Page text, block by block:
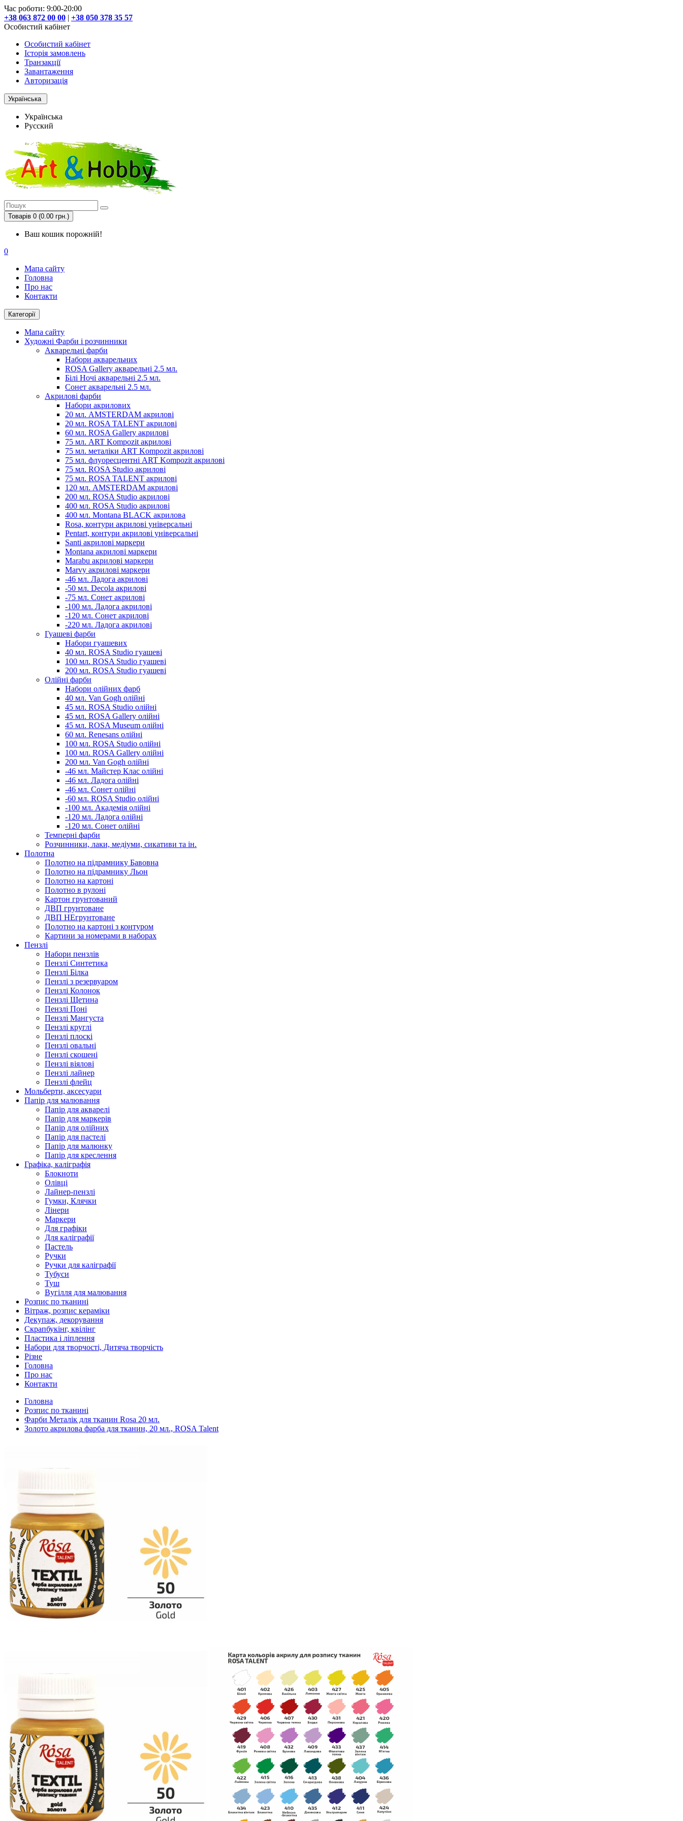
Час роботи: 9:00-20:00
+38 063 872 00 00 | +38 050 378 35 57
Особистий кабінет
Особистий кабінет
Історія замовлень
Транзакції
Завантаження
Авторизація
Українська
Українська
Русский
Товарів 0 (0.00 грн.)
Ваш кошик порожній!
0
Мапа сайту
Головна
Про нас
Контакти
Категорії
Мапа сайту
Художні Фарби і розчинники
Акварельні фарби
Набори акварельних
ROSA Gallery акварельні 2.5 мл.
Білі Ночі акварельні 2.5 мл.
Сонет акварельні 2.5 мл.
Акрилові фарби
Набори акрилових
20 мл. AMSTERDAM акрилові
20 мл. ROSA TALENT акрилові
60 мл. ROSA Gallery акрилові
75 мл. ART Kompozit акрилові
75 мл. металіки ART Kompozit акрилові
75 мл. флуоресцентні ART Kompozit акрилові
75 мл. ROSA Studio акрилові
75 мл. ROSA TALENT акрилові
120 мл. AMSTERDAM акрилові
200 мл. ROSA Studio акрилові
400 мл. ROSA Studio акрилові
400 мл. Montana BLACK акрилова
Rosa, контури акрилові універсальні
Pentart, контури акрилові універсальні
Santi акрилові маркери
Montana акрилові маркери
Marabu акрилові маркери
Marvy акрилові маркери
-46 мл. Ладога акрилові
-50 мл. Decola акрилові
-75 мл. Сонет акрилові
-100 мл. Ладога акрилові
-120 мл. Сонет акрилові
-220 мл. Ладога акрилові
Гуашеві фарби
Набори гуашевих
40 мл. ROSA Studio гуашеві
100 мл. ROSA Studio гуашеві
200 мл. ROSA Studio гуашеві
Олійні фарби
Набори олійних фарб
40 мл. Van Gogh олійні
45 мл. ROSA Studio олійні
45 мл. ROSA Gallery олійні
45 мл. ROSA Museum олійні
60 мл. Renesans олійні
100 мл. ROSA Studio олійні
100 мл. ROSA Gallery олійні
200 мл. Van Gogh олійні
-46 мл. Майстер Клас олійні
-46 мл. Ладога олійні
-46 мл. Сонет олійні
-60 мл. ROSA Studio олійні
-100 мл. Академія олійні
-120 мл. Ладога олійні
-120 мл. Сонет олійні
Темперні фарби
Розчинники, лаки, медіуми, сикативи та ін.
Полотна
Полотно на підрамнику Бавовна
Полотно на підрамнику Льон
Полотно на картоні
Полотно в рулоні
Картон грунтований
ДВП грунтоване
ДВП НЕгрунтоване
Полотно на картоні з контуром
Картини за номерами в наборах
Пензлі
Набори пензлів
Пензлі Синтетика
Пензлі Білка
Пензлі з резервуаром
Пензлі Колонок
Пензлі Щетина
Пензлі Поні
Пензлі Мангуста
Пензлі круглі
Пензлі плоскі
Пензлі овальні
Пензлі скошені
Пензлі віялові
Пензлі лайнер
Пензлі флейц
Мольберти, аксесуари
Папір для малювання
Папір для акварелі
Папір для маркерів
Папір для олійних
Папір для пастелі
Папір для малюнку
Папір для креслення
Графіка, каліграфія
Блокноти
Олівці
Лайнер-пензлі
Гумки, Клячки
Лінери
Маркери
Для графіки
Для каліграфії
Пастель
Ручки
Ручки для каліграфії
Тубуси
Туш
Вугілля для малювання
Розпис по тканині
Вітраж, розпис кераміки
Декупаж, декорування
Скрапбукінг, квілінг
Пластика і ліплення
Набори для творчості, Дитяча творчість
Різне
Головна
Про нас
Контакти
Головна
Розпис по тканині
Фарби Металік для тканин Rosa 20 мл.
Золото акрилова фарба для тканин, 20 мл., ROSA Talent